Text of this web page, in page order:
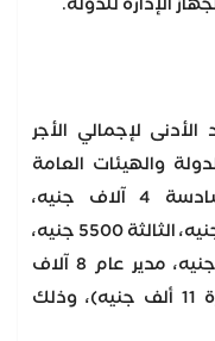
الإدارة للدولة.
لإجمالي الأجر
والهيئات العامة
الخدمية والاقتصادية كالتالي (السادسة 4 آلاف جنيه،
الخامسة 4500 جنيه، الرابعة 5 آلاف جنيه، الثالثة 5500 جنيه،
الثانية 6 آلاف جنيه، الأولى 7 آلاف جنيه، مدير عام 8 آلاف
جنيه، العالية 9 آلاف جنيه، الممتازة 11 ألف جنيه)، وذلك